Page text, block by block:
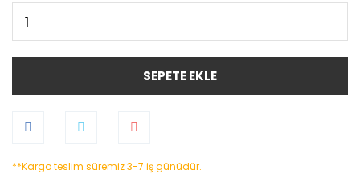
SEPETE EKLE
**Kargo teslim süremiz 3-7 iş günüdür.